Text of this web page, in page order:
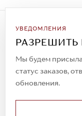
УВЕДОМЛЕНИЯ
РАЗРЕШИТЬ
Мы будем
статус заказов,
обновления.
Подписаться на
Всегда будьте в
© 2023. AIT Shoes
Все права